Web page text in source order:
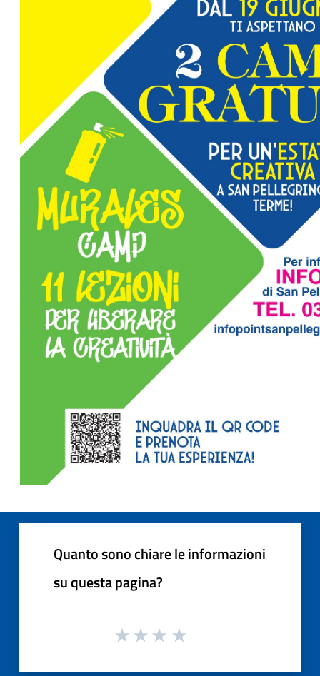
Quanto sono chiare le informazioni
su questa pagina?